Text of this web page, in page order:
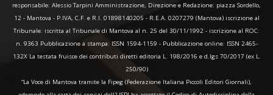
responsabile: Alessio Tarpini Amministrazione, Direzione e Redazione: piazza Sordello,
12 - Mantova - P.IVA, C.F. e R.I. 01898140205 - R.E.A. 0207279 (Mantova) iscrizione al
Tribunale: iscritta al Tribunale di Mantova al n. 25 del 30/11/1992 - iscrizione al ROC:
n. 9363 Pubblicazione a stampa: ISSN 1594-1159 - Pubblicazione online: ISSN 2465-
132X La testata fruisce dei contributi diretti editoria L. 198/2016 e d.lgs 70/2017 (ex L.
250/90)
“La Voce di Mantova tramite la Fipeg (Federazione Italiana Piccoli Editori Giornali),